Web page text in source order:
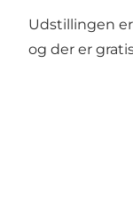
Udstillingen er
og der er